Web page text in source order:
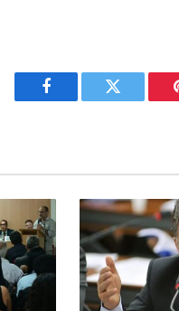
Facebook Twitter